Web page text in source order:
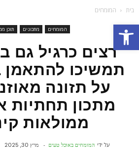
פתח סרגל נגישות
בית המומחים
המומחים מתכונים תוכן
רצים כרגיל גם
תמשיכו להתאמן
על תזונה
מתכון תחתיות
ממולאות
על ידי המומחים באוכל טעים - מרץ 30, 2025